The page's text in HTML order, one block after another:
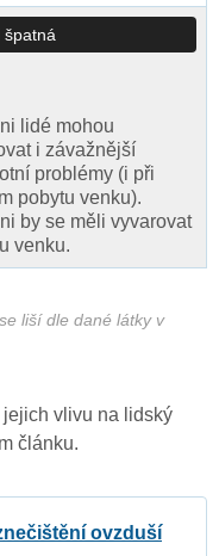
špatná
lidé mohou
i závažnější
problémy (i při
pobytu venku).
by se měli vyvarovat
venku.
liší dle dané látky v
jejich vlivu na lidský
článku.
ovzduší